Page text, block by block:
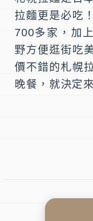
拉麵更是必吃
700多家，加
野方便逛街吃
價不錯的札幌
晚餐，就決定